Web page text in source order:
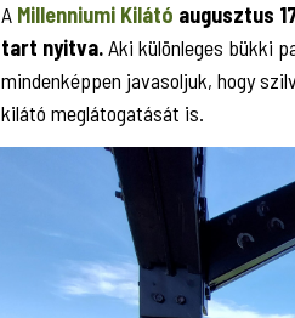
A Millenniumi Kilátó augusztus
tart nyitva.Aki különleges bükki
mindenképpen javasoljuk, hogy
kilátó meglátogatását is.